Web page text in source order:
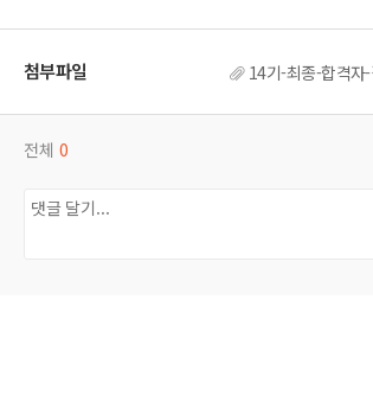
14기-최종-합격자
전체 0